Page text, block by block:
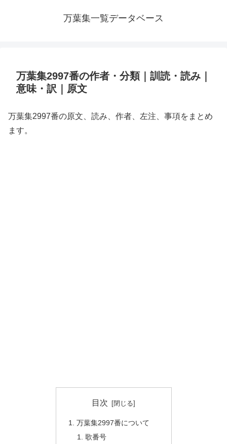
万葉集一覧データベース
万葉集2997番の作者・分類｜訓読・読み｜
意味・訳｜原文
万葉集2997番の原文、読み、作者、左注、事項をまとめ
ます。
目次
万葉集2997番について
歌番号